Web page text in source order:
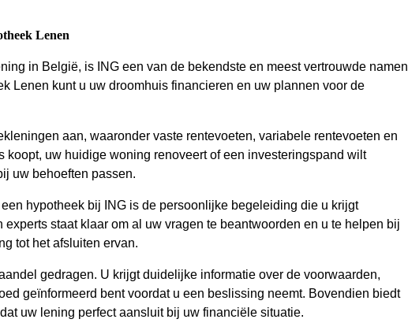
Lenen
in België, is ING een van de bekendste en meest vertrouwde namen
Lenen kunt u uw droomhuis financieren en uw plannen voor de
aan, waaronder vaste rentevoeten, variabele rentevoeten en
koopt, uw huidige woning renoveert of een investeringspand wilt
uw behoeften passen.
hypotheek bij ING is de persoonlijke begeleiding die u krijgt
staat klaar om al uw vragen te beantwoorden en u te helpen bij
tot het afsluiten ervan.
gedragen. U krijgt duidelijke informatie over de voorwaarden,
geïnformeerd bent voordat u een beslissing neemt. Bovendien biedt
uw lening perfect aansluit bij uw financiële situatie.